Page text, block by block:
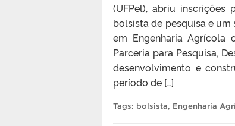
(UFPel), abriu
bolsista de pesquisa e
em Engenharia Agrícola
Parceria para Pesquisa,
desenvolvimento e
período de […]
Tags: bolsista, Engenharia